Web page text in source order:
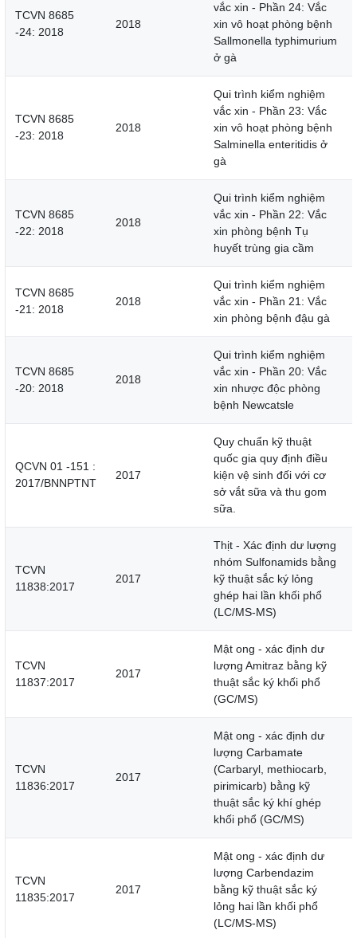
TCVN 8685
-24: 2018
2018
vắc xin - Phần 24: Vắc
xin vô hoạt phòng bệnh
Sallmonella typhimurium
ở gà
TCVN 8685
-23: 2018
2018
Qui trình kiểm nghiệm
vắc xin - Phần 23: Vắc
xin vô hoạt phòng bệnh
Salminella enteritidis ở
gà
TCVN 8685
-22: 2018
2018
Qui trình kiểm nghiệm
vắc xin - Phần 22: Vắc
xin phòng bệnh Tụ
huyết trùng gia cầm
TCVN 8685
-21: 2018
2018
Qui trình kiểm nghiệm
vắc xin - Phần 21: Vắc
xin phòng bệnh đậu gà
TCVN 8685
-20: 2018
2018
Qui trình kiểm nghiệm
vắc xin - Phần 20: Vắc
xin nhược độc phòng
bệnh Newcatsle
QCVN 01 -151 :
2017/BNNPTNT
2017
Quy chuẩn kỹ thuật
quốc gia quy định điều
kiện vệ sinh đối với cơ
sở vắt sữa và thu gom
sữa.
TCVN
11838:2017
2017
Thịt - Xác định dư lượng
nhóm Sulfonamids bằng
kỹ thuật sắc ký lỏng
ghép hai lần khối phổ
(LC/MS-MS)
TCVN
11837:2017
2017
Mật ong - xác định dư
lượng Amitraz bằng kỹ
thuật sắc ký khối phổ
(GC/MS)
TCVN
11836:2017
2017
Mật ong - xác định dư
lượng Carbamate
(Carbaryl, methiocarb,
pirimicarb) bằng kỹ
thuật sắc ký khí ghép
khối phổ (GC/MS)
TCVN
11835:2017
2017
Mật ong - xác định dư
lượng Carbendazim
bằng kỹ thuật sắc ký
lỏng hai lần khối phổ
(LC/MS-MS)